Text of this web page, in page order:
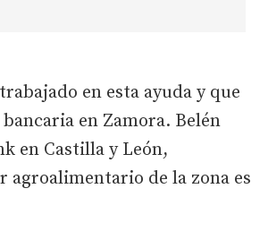
en esta ayuda y que
en Zamora. Belén
en Castilla y León,
agroalimentario de la zona es